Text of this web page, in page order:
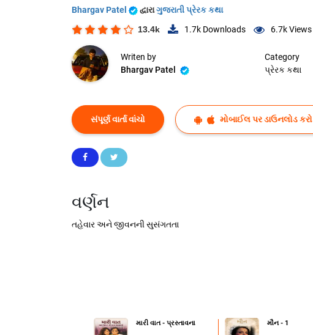
Bhargav Patel દ્વારાગુજરાતી પ્રેરક કથા
13.4k 1.7k Downloads 6.7kViews
Writen by
Bhargav Patel
Category
પ્રેરક કથા
સંપૂર્ણ વાર્તા વાંચો મોબાઈલ પર ડાઉનલોડ કરો
વર્ણન
તહેવાર અને જીવનની સુસંગતતા
મારી વાત - પ્રસ્તાવના મૌન - 1